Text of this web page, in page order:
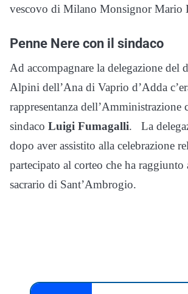
vescovo di Milano Monsignor Mario
Penne Nere con il sindaco
Ad accompagnare la delegazione del
Alpini dell’Ana di Vaprio d’Adda
rappresentanza dell’Amministrazione
sindaco Luigi Fumagalli. La
dopo aver assistito alla celebrazione
partecipato al corteo che ha
sacrario di Sant’Ambrogio.